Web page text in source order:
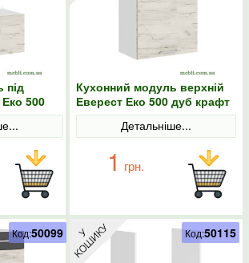
під
500
Кухонний модуль верхній
Еверест Еко 500 дуб крафт
білий/білий 50х30х58
Детальніше...
1 грн.
Код:50099 Код:50115